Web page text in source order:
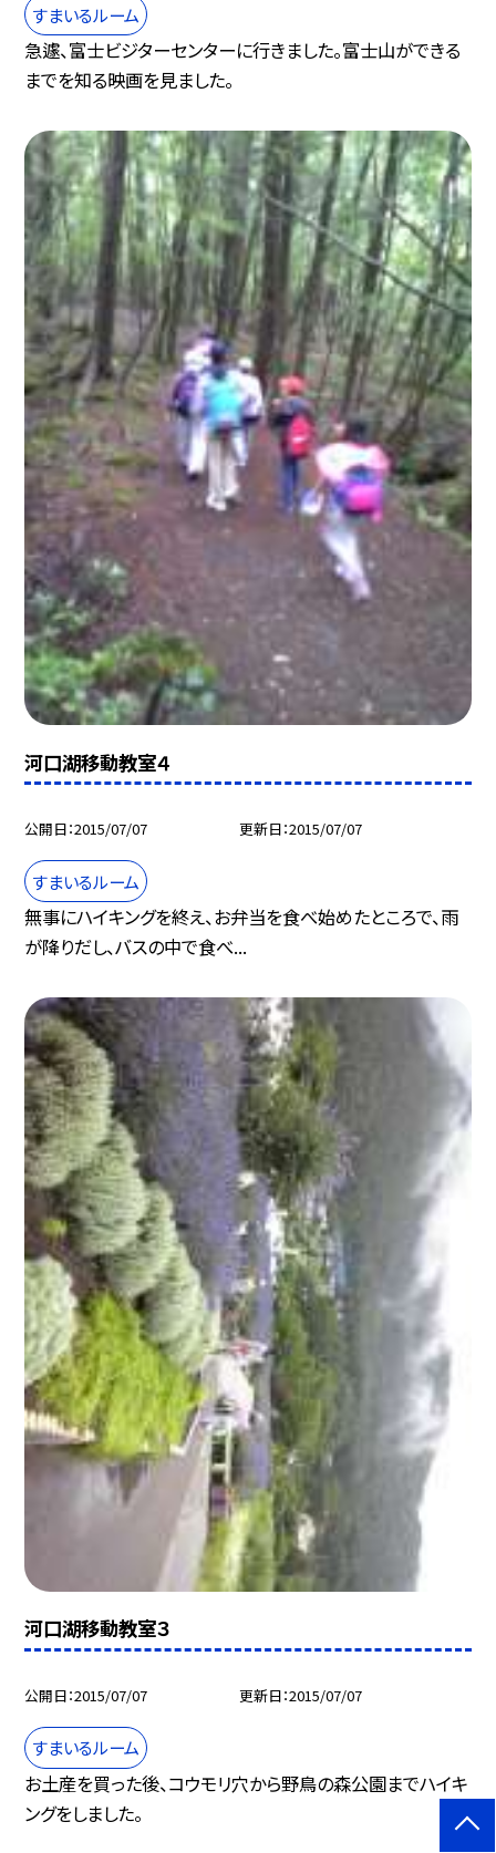
すまいるルーム
急遽、富士ビジターセンターに行きました。富士山ができる
までを知る映画を見ました。
河口湖移動教室４
公開日 2015/07/07 更新日 2015/07/07
すまいるルーム
無事にハイキングを終え、お弁当を食べ始めたところで、雨
が降りだし、バスの中で食べ...
河口湖移動教室３
公開日 2015/07/07 更新日 2015/07/07
すまいるルーム
お土産を買った後、コウモリ穴から野鳥の森公園までハイキ
ングをしました。